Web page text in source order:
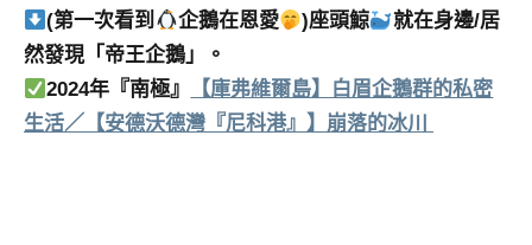
(第一次看到
企鵝在恩愛 )座頭鯨
就在身邊/居
然發現「帝王企鵝」。
2024年『南極』
【庫弗維爾島】白眉企鵝群的私密
生活／【安德沃德灣『尼科港』】崩落的冰川